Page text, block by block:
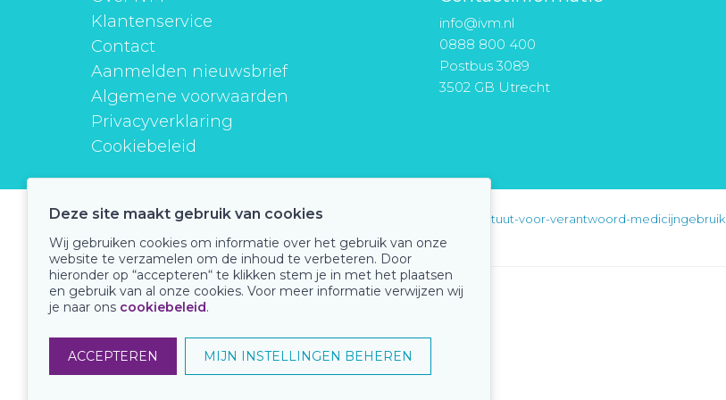
Klantenservice
Contact
Aanmelden nieuwsbrief
Algemene voorwaarden
Privacyverklaring
Cookiebeleid
info@ivm.nl
0888 800 400
Postbus 3089
3502 GB Utrecht
instituutverantwoordmedicijngebruik instituut-voor-verantwoord-medicijngebruik
Onze keurmerken
Deze site maakt gebruik van cookies
Wij gebruiken cookies om informatie over het gebruik van onze
website te verzamelen om de inhoud te verbeteren. Door
hieronder op “accepteren“ te klikken stem je in met het plaatsen
en gebruik van al onze cookies. Voor meer informatie verwijzen wij
je naar ons cookiebeleid.
ACCEPTEREN MIJN INSTELLINGEN BEHEREN